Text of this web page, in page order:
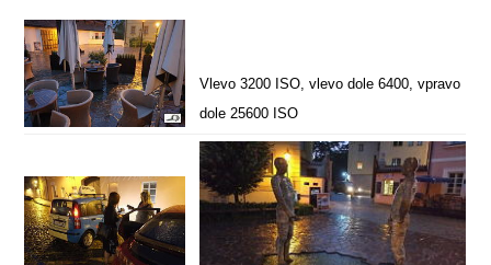
Vlevo 3200 ISO, vlevo dole 6400, vpravo
dole 25600 ISO